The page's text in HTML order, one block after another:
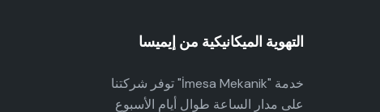
التهوية الميكانيكية من إيميسا
توفر شركتنا "İmesa Mekanik" خدمة
على مدار الساعة طوال أيام الأسبوع